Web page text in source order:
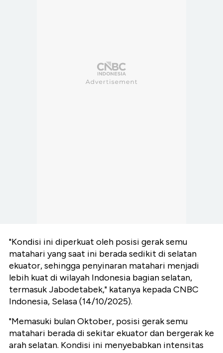
"Kondisi ini diperkuat oleh posisi gerak semu
matahari yang saat ini berada sedikit di selatan
ekuator, sehingga penyinaran matahari menjadi
lebih kuat di wilayah Indonesia bagian selatan,
termasuk Jabodetabek," katanya kepada CNBC
Indonesia, Selasa (14/10/2025).
"Memasuki bulan Oktober, posisi gerak semu
matahari berada di sekitar ekuator dan bergerak ke
arah selatan. Kondisi ini menyebabkan intensitas